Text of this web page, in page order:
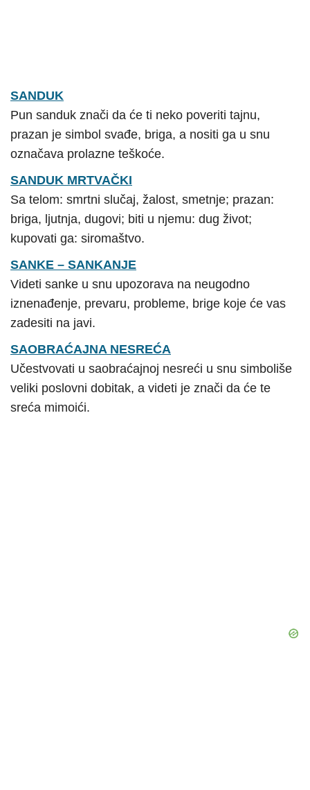
SANDUK
Pun sanduk znači da će ti neko poveriti tajnu,
prazan je simbol svađe, briga, a nositi ga u snu
označava prolazne teškoće.
SANDUK MRTVAČKI
Sa telom: smrtni slučaj, žalost, smetnje; prazan:
briga, ljutnja, dugovi; biti u njemu: dug život;
kupovati ga: siromaštvo.
SANKE – SANKANJE
Videti sanke u snu upozorava na neugodno
iznenađenje, prevaru, probleme, brige koje će vas
zadesiti na javi.
SAOBRAĆAJNA NESREĆA
Učestvovati u saobraćajnoj nesreći u snu simboliše
veliki poslovni dobitak, a videti je znači da će te
sreća mimoići.